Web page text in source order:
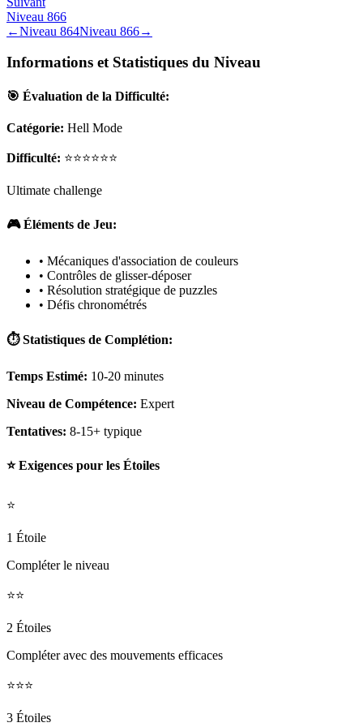
Niveau 866
←Niveau 864Niveau 866→
Informations et Statistiques du Niveau
🎯 Évaluation de la Difficulté:
Catégorie: Hell Mode
Difficulté: ⭐⭐⭐⭐⭐⭐
Ultimate challenge
🎮 Éléments de Jeu:
• Mécaniques d'association de couleurs
• Contrôles de glisser-déposer
• Résolution stratégique de puzzles
• Défis chronométrés
⏱️ Statistiques de Complétion:
Temps Estimé: 10-20 minutes
Niveau de Compétence: Expert
Tentatives: 8-15+ typique
⭐ Exigences pour les Étoiles
⭐
1 Étoile
Compléter le niveau
⭐⭐
2 Étoiles
Compléter avec des mouvements efficaces
⭐⭐⭐
3 Étoiles